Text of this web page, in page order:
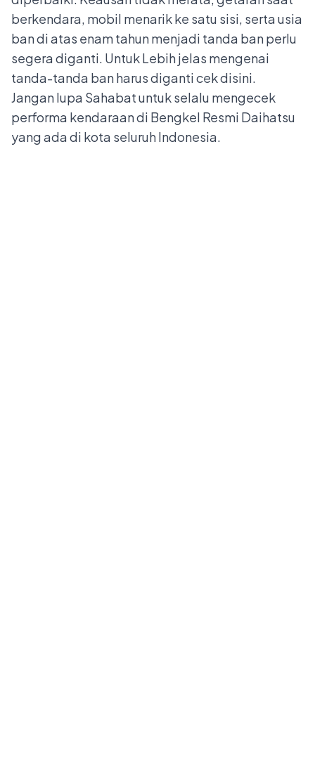
berkendara, mobil menarik ke satu sisi, serta usia
ban di atas enam tahun menjadi tanda ban perlu
segera diganti. Untuk Lebih jelas mengenai
tanda-tanda ban harus diganti cek disini.
Jangan lupa Sahabat untuk selalu mengecek
performa kendaraan di Bengkel Resmi Daihatsu
yang ada di kota seluruh Indonesia.